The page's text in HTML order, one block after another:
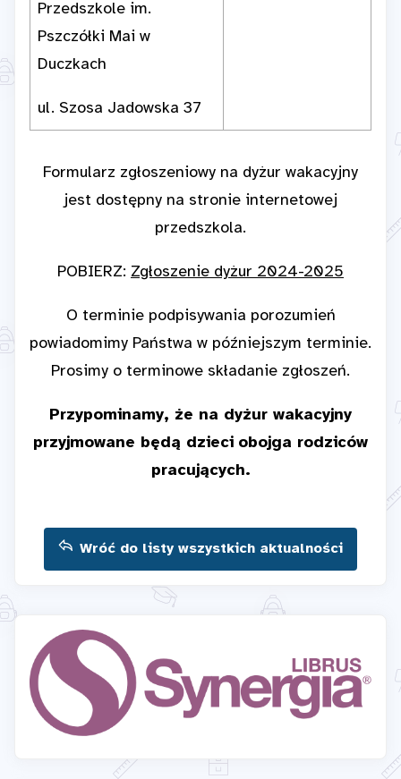
Przedszkole im.
Pszczółki Mai w
Duczkach
ul. Szosa Jadowska 37
Formularz zgłoszeniowy na dyżur wakacyjny
jest dostępny na stronie internetowej
przedszkola.
POBIERZ: Zgłoszenie dyżur 2024-2025
O terminie podpisywania porozumień
powiadomimy Państwa w późniejszym terminie.
Prosimy o terminowe składanie zgłoszeń.
Przypominamy, że na dyżur wakacyjny
przyjmowane będą dzieci obojga rodziców
pracujących.
Wróć do listy wszystkich aktualności